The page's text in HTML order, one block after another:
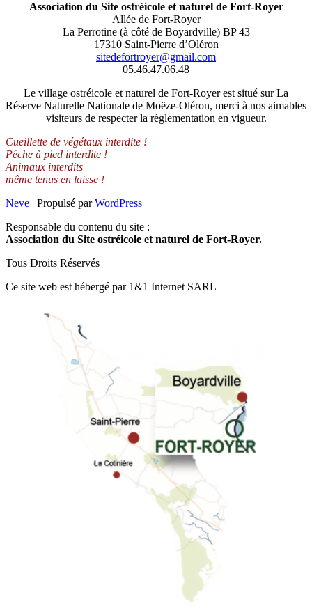
Association du Site ostréicole et naturel de Fort-Royer
Allée de Fort-Royer
La Perrotine (à côté de Boyardville) BP 43
17310 Saint-Pierre d’Oléron
sitedefortroyer@gmail.com
05.46.47.06.48
Le village ostréicole et naturel de Fort-Royer est situé sur La
Réserve Naturelle Nationale de Moëze-Oléron, merci à nos aimables
visiteurs de respecter la règlementation en vigueur.
Cueillette de végétaux interdite !
Pêche à pied interdite !
Animaux interdits
même tenus en laisse !
Neve | Propulsé parWordPress
Responsable du contenu du site :
Association du Site ostréicole et naturel de Fort-Royer.
Tous Droits Réservés
Ce site web est hébergé par 1&1 Internet SARL